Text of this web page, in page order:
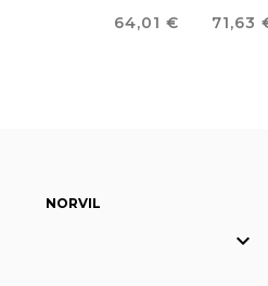
ARTIA
Precio
64,01 €
EASY
Precio
71,63
NORVIL
